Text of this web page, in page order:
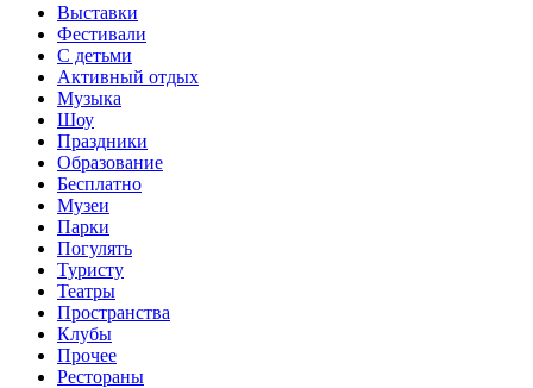
Выставки
Фестивали
С детьми
Активный отдых
Музыка
Шоу
Праздники
Образование
Бесплатно
Музеи
Парки
Погулять
Туристу
Театры
Пространства
Клубы
Прочее
Рестораны